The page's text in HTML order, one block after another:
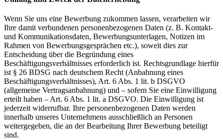
Wenn Sie uns eine Bewerbung zukommen lassen, verarbeiten wir
Ihre damit verbundenen personenbezogenen Daten (z. B. Kontakt-
und Kommunikationsdaten, Bewerbungsunterlagen, Notizen im
Rahmen von Bewerbungsgesprächen etc.), soweit dies zur
Entscheidung über die Begründung eines
Beschäftigungsverhältnisses erforderlich ist. Rechtsgrundlage hierfür
ist § 26 BDSG nach deutschem Recht (Anbahnung eines
Beschäftigungsverhältnisses), Art. 6 Abs. 1 lit. b DSGVO
(allgemeine Vertragsanbahnung) und – sofern Sie eine Einwilligung
erteilt haben – Art. 6 Abs. 1 lit. a DSGVO. Die Einwilligung ist
jederzeit widerrufbar. Ihre personenbezogenen Daten werden
innerhalb unseres Unternehmens ausschließlich an Personen
weitergegeben, die an der Bearbeitung Ihrer Bewerbung beteiligt
sind.